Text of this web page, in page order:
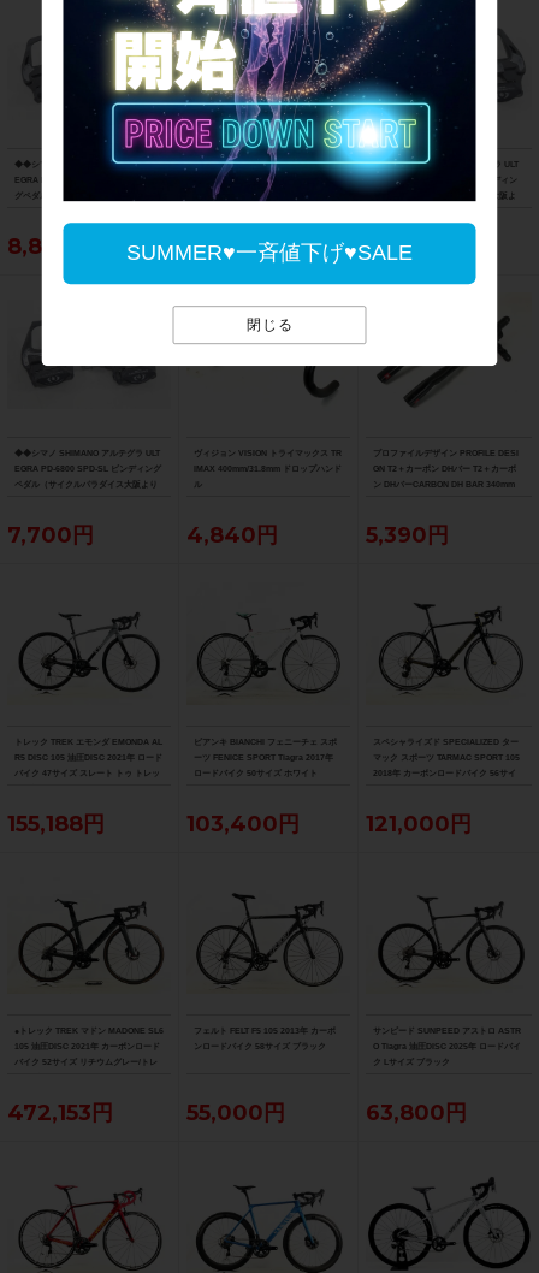
SUMMER♥一斉値下げ♥SALE
閉じる
◆◆シマノ SHIMANO アルテグラ ULT
EGRA PD-R8000 SPD-SL ビンディン
グペダル（サイクルパラダイス大阪よ
8,800円
◆◆シマノ SHIMANO アルテグラ ULT
EGRA PD-R8000 SPD-SL ビンディン
グペダル（サイクルパラダイス大阪よ
8,800円
◆◆シマノ SHIMANO アルテグラ ULT
EGRA PD-R8000 SPD-SL ビンディン
グペダル（サイクルパラダイス大阪よ
8,800円
◆◆シマノ SHIMANO アルテグラ ULT
EGRA PD-6800 SPD-SL ビンディング
ペダル（サイクルパラダイス大阪より
7,700円
ヴィジョン VISION トライマックス TR
IMAX 400mm/31.8mm ドロップハンド
ル
4,840円
プロファイルデザイン PROFILE DESI
GN T2＋カーボン DHバー T2＋カーボ
ン DHバーCARBON DH BAR 340mm
5,390円
トレック TREK エモンダ EMONDA AL
R5 DISC 105 油圧DISC 2021年 ロード
バイク 47サイズ スレート トゥ トレッ
155,188円
ビアンキ BIANCHI フェニーチェ スポ
ーツ FENICE SPORT Tiagra 2017年
ロードバイク 50サイズ ホワイト
103,400円
スペシャライズド SPECIALIZED ター
マック スポーツ TARMAC SPORT 105
2018年 カーボンロードバイク 56サイ
121,000円
●トレック TREK マドン MADONE SL6
105 油圧DISC 2021年 カーボンロード
バイク 52サイズ リチウムグレー/トレ
472,153円
フェルト FELT F5 105 2013年 カーボ
ンロードバイク 58サイズ ブラック
55,000円
サンピード SUNPEED アストロ ASTR
O Tiagra 油圧DISC 2025年 ロードバイ
ク Lサイズ ブラック
63,800円